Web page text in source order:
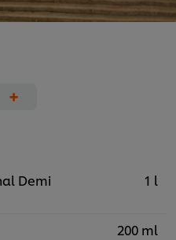
+
Demi
1 l
200 ml